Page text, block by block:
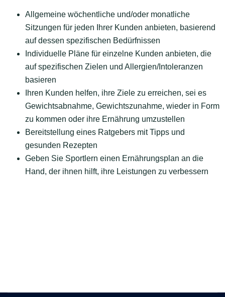
Allgemeine wöchentliche und/oder monatliche
Sitzungen für jeden Ihrer Kunden anbieten, basierend
auf dessen spezifischen Bedürfnissen
Individuelle Pläne für einzelne Kunden anbieten, die
auf spezifischen Zielen und Allergien/Intoleranzen
basieren
Ihren Kunden helfen, ihre Ziele zu erreichen, sei es
Gewichtsabnahme, Gewichtszunahme, wieder in Form
zu kommen oder ihre Ernährung umzustellen
Bereitstellung eines Ratgebers mit Tipps und
gesunden Rezepten
Geben Sie Sportlern einen Ernährungsplan an die
Hand, der ihnen hilft, ihre Leistungen zu verbessern